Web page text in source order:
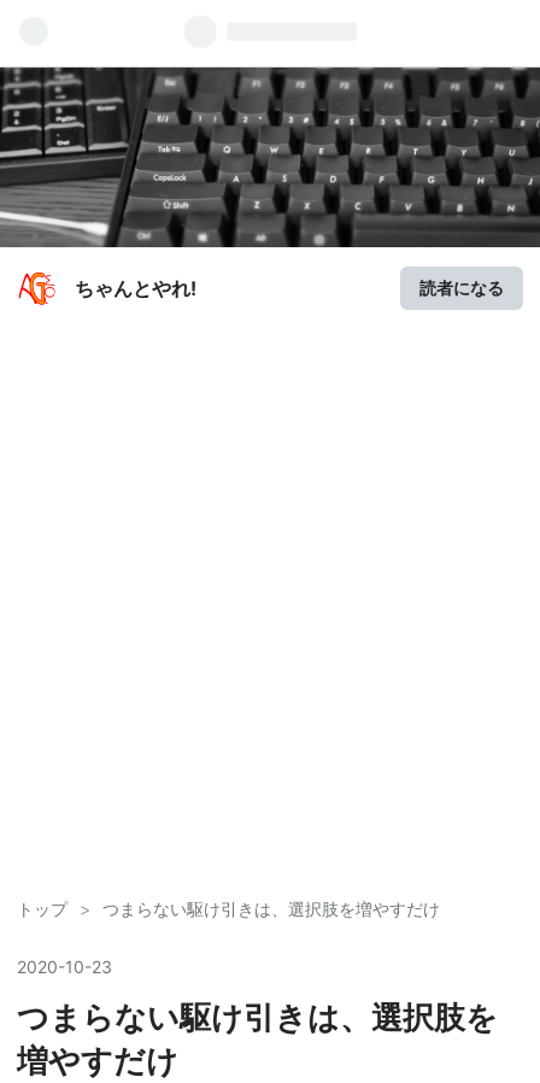
ちゃんとやれ! 読者になる
トップ > つまらない駆け引きは、選択肢を増やすだけ
2020-10-23
つまらない駆け引きは、選択肢を
増やすだけ